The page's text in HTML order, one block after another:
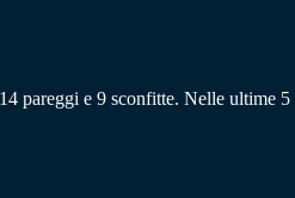
e 9 sconfitte. Nelle ultime